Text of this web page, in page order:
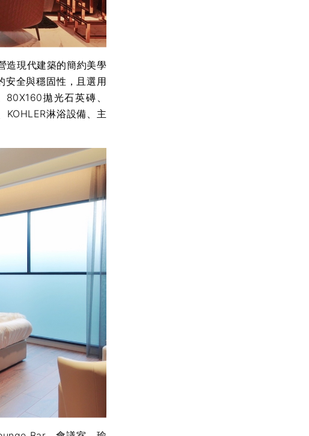
造現代建築的簡約美學
安全與穩固性，且選用
拋光石英磚、
淋浴設備、主